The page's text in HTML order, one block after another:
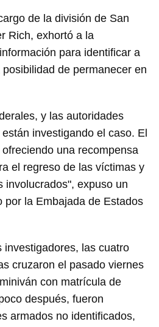
de la división de San
Rich, exhortó a la
para identificar a
de permanecer en
y las autoridades
investigando el caso. El
una recompensa
el regreso de las víctimas y
involucrados", expuso un
por la Embajada de Estados
investigadores, las cuatro
cruzaron el pasado viernes
con matrícula de
después, fueron
armados no identificados,